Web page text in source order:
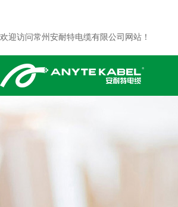
欢迎访问常州安耐特电缆有限公司网站！